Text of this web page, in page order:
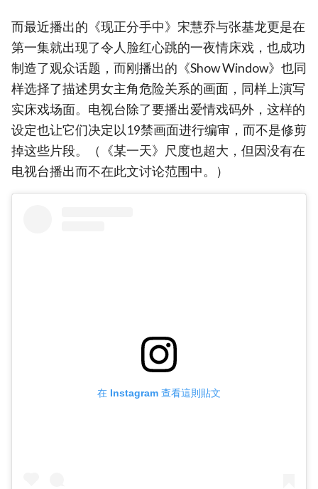
而最近播出的《现正分手中》宋慧乔与张基龙更是在
第一集就出现了令人脸红心跳的一夜情床戏，也成功
制造了观众话题，而刚播出的《Show Window》也同
样选择了描述男女主角危险关系的画面，同样上演写
实床戏场面。电视台除了要播出爱情戏码外，这样的
设定也让它们决定以19禁画面进行编审，而不是修剪
掉这些片段。（《某一天》尺度也超大，但因没有在
电视台播出而不在此文讨论范围中。）
在 Instagram 查看這則貼文